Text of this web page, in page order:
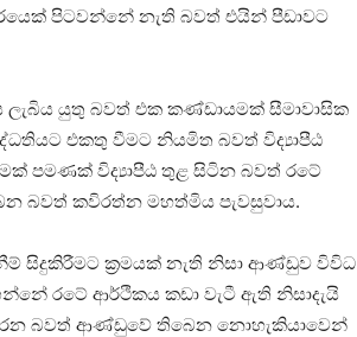
පිටවන්නේ නැති බවත් එයින් පීඩාවට
ලැබිය යුතු බවත් එක කණ්ඩායමක් සීමාවාසික
එකතු වීමට නියමිත බවත් විද්‍යාපීඨ
පමණක් විද්‍යාපීඨ තුළ සිටින බවත් රටේ
බවත් කවිරත්න මහත්මිය පැවසුවාය.
සිදුකිරීමට ක්‍රමයක් නැති නිසා ආණ්ඩුව විවිධ
රටේ ආර්ථිකය කඩා වැටී ඇති නිසාදැයි
බවත් ආණ්ඩුවේ තිබෙන නොහැකියාවෙන්